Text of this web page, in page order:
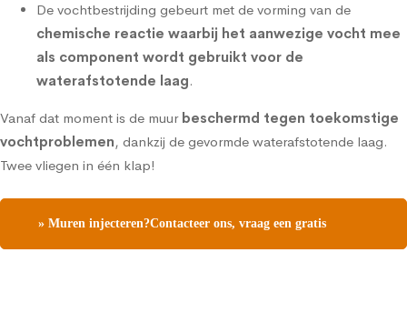
De vochtbestrijding gebeurt met de vorming van de
chemische reactie waarbij het aanwezige vocht mee
als component wordt gebruikt voor de
waterafstotende laag.
Vanaf dat moment is de muur beschermd tegen toekomstige
vochtproblemen, dankzij de gevormde waterafstotende laag.
Twee vliegen in één klap!
» Muren injecteren?Contacteer ons, vraag een gratis